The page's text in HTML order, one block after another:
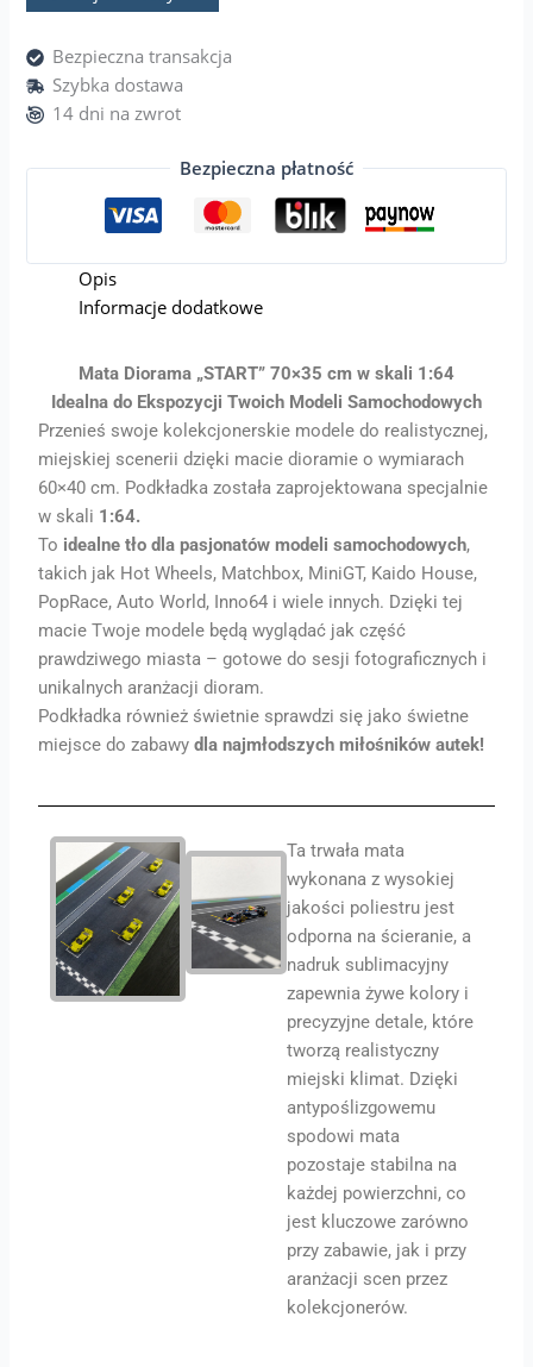
Bezpieczna transakcja
Szybka dostawa
14 dni na zwrot
Bezpieczna płatność
Opis
Informacje dodatkowe
Mata Diorama „START” 70×35 cm w skali 1:64
Idealna do Ekspozycji Twoich Modeli Samochodowych
Przenieś swoje kolekcjonerskie modele do realistycznej,
miejskiej scenerii dzięki macie dioramie o wymiarach
60×40 cm. Podkładka została zaprojektowana specjalnie
w skali 1:64.
To idealne tło dla pasjonatów modeli samochodowych,
takich jak Hot Wheels, Matchbox, MiniGT, Kaido House,
PopRace, Auto World, Inno64 i wiele innych. Dzięki tej
macie Twoje modele będą wyglądać jak część
prawdziwego miasta – gotowe do sesji fotograficznych i
unikalnych aranżacji dioram.
Podkładka również świetnie sprawdzi się jako świetne
miejsce do zabawydla najmłodszych miłośników autek!
Ta trwała mata
wykonana z wysokiej
jakości poliestru jest
odporna na ścieranie, a
nadruk sublimacyjny
zapewnia żywe kolory i
precyzyjne detale, które
tworzą realistyczny
miejski klimat. Dzięki
antypoślizgowemu
spodowi mata
pozostaje stabilna na
każdej powierzchni, co
jest kluczowe zarówno
przy zabawie, jak i przy
aranżacji scen przez
kolekcjonerów.